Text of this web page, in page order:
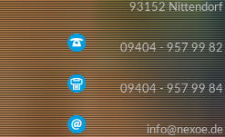
93152 Nittendorf
09404 - 957 99 82
09404 - 957 99 84
info@nexoe.de